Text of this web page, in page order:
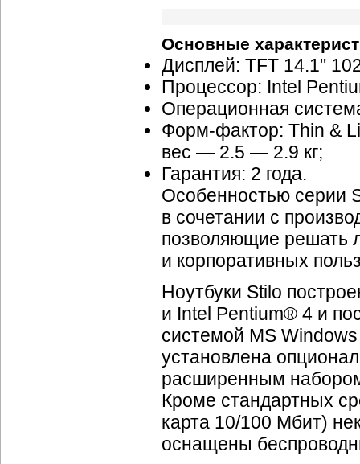
Основные
Дисплей: TFT 14.1"
Процессор: Intel
Операционная
Форм-фактор: Thin &
вес — 2.5 — 2.9 кг;
Гарантия: 2 года.
Особенностью серии
в сочетании с
позволяющие решать
и корпоративных
Ноутбуки Stilo
и Intel Pentium® 4 и
системой MS
установлена
расширенным
Кроме стандартных
карта 10/100 Мбит)
оснащены